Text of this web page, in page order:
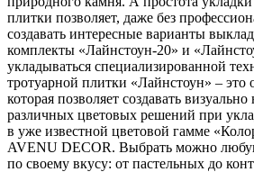
плитки позволяет, даже без
создавать интересные варианты
комплекты «Лайнстоун-20» и
укладываться специализированной
тротуарной плитки «Лайнстоун» – это
которая позволяет создавать
различных цветовых решений при
в уже известной цветовой гамме
AVENU DECOR. Выбрать можно
по своему вкусу: от пастельных до